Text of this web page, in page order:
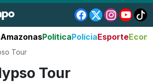
AmazonasPolíticaPolíciaEsporte
Tour
Tour